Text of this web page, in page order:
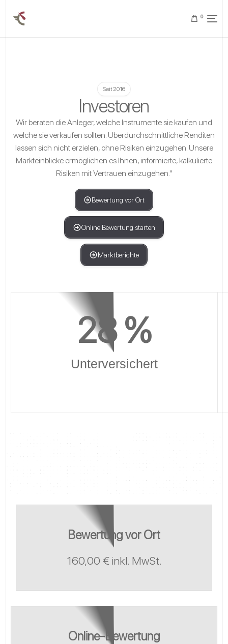
0
Seit 2016
Investoren
Wir beraten die Anleger, welche Instrumente sie kaufen und
welche sie verkaufen sollten. Überdurchschnittliche Renditen
lassen sich nicht erzielen, ohne Risiken einzugehen. Unsere
Markteinblicke ermöglichen es Ihnen, informierte, kalkulierte
Risiken mit Vertrauen einzugehen."
Bewertung vor Ort
Online Bewertung starten
Marktberichte
Unterversichert
28 %
Bewertung vor Ort
160,00 € inkl. MwSt.
Online-Bewertung